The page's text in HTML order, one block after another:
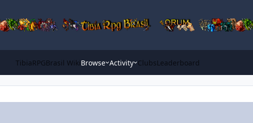
TibiaRPGBrasil WikiBrowse Activity ClubsLeaderboard